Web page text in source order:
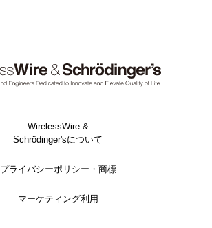
WirelessWire &
Schrödinger'sについて
プライバシーポリシー・商標
マーケティング利用